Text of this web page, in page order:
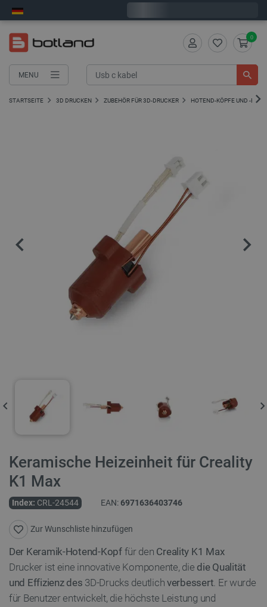
MENU
0
STARTSEITE 3D DRUCKEN ZUBEHÖR FÜR 3D-DRUCKER HOTEND-KÖPFE UND -
Keramische Heizeinheit für Creality
K1 Max
Index: CRL-24544 EAN:6971636403746
Zur Wunschliste hinzufügen
Der Keramik-Hotend-Kopffür den Creality K1 Max
Drucker ist eine innovative Komponente, die die Qualität
und Effizienz des 3D-Drucks deutlichverbessert. Er wurde
für Benutzer entwickelt, die höchste Leistung und